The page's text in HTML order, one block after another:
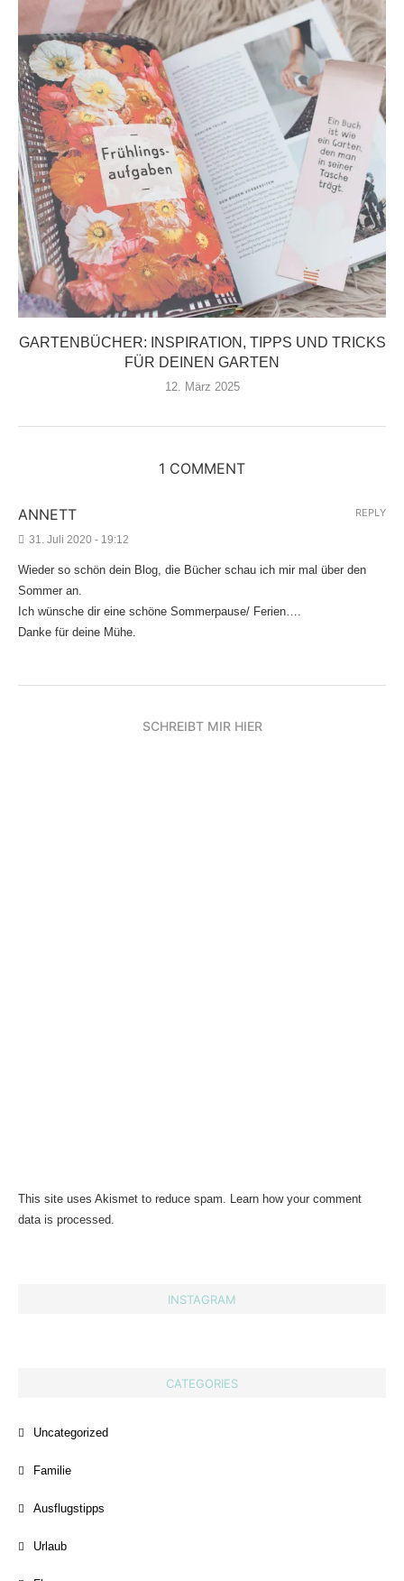
GARTENBÜCHER: INSPIRATION, TIPPS UND TRICKS
FÜR DEINEN GARTEN
12. März 2025
1 COMMENT
ANNETT
31. Juli 2020 - 19:12
Wieder so schön dein Blog, die Bücher schau ich mir mal über den
Sommer an.
Ich wünsche dir eine schöne Sommerpause/ Ferien….
Danke für deine Mühe.
REPLY
SCHREIBT MIR HIER
This site uses Akismet to reduce spam. Learn how your comment
data is processed.
INSTAGRAM
CATEGORIES
Uncategorized
Familie
Ausflugstipps
Urlaub